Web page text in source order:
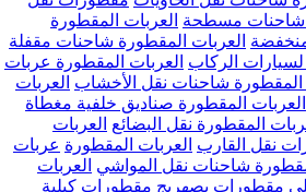
شاحنات مسطحة العربات المقطورة
العربات المقطورة شاحنات مقفلة
الركاب العربات المقطورة عربات
المقطورة شاحنات نقل الأخشاب العربات
العربات المقطورة صناديق خلفية مغطاة
المقطورة نقل البضائع العربات
نقل القارب العربات المقطورة عربات
شاحنات نقل المواشي العربات
مقطورات بصهريج مقطورات كبلية